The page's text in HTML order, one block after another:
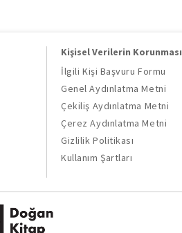
Kişisel Verilerin Korunması
İlgili Kişi Başvuru Formu
Genel Aydınlatma Metni
Çekiliş Aydınlatma Metni
Çerez Aydınlatma Metni
Gizlilik Politikası
Kullanım Şartları